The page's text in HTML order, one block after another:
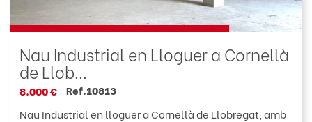
Nau Industrial en Lloguer a Cornellà
de Llob...
Ref.10813
8.000 €
Nau Industrial en lloguer a Cornellà de Llobregat, amb